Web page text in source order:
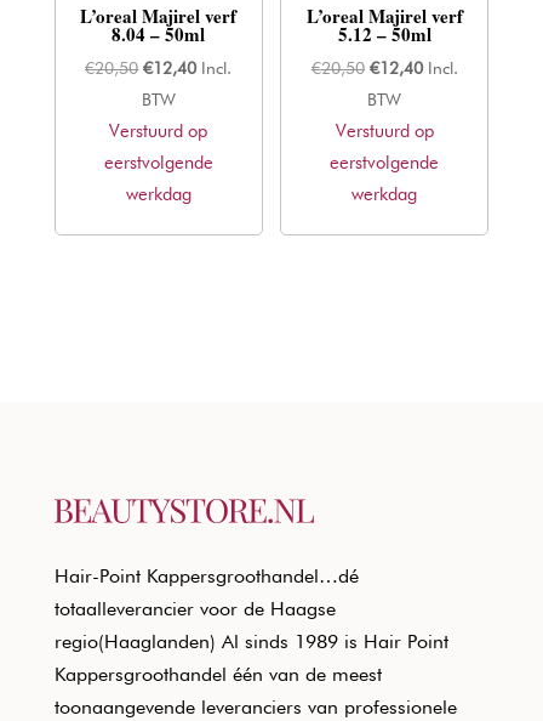
L’oreal Majirel verf
8.04 – 50ml
€20,50 Oorspronkelijke
prijs
was:
€20,50.
€12,40Huidige
is:
€12,40.
Incl.
BTW
Verstuurd op
eerstvolgende
werkdag
L’oreal Majirel verf
5.12 – 50ml
€20,50 Oorspronkelijke
prijs
was:
€20,50.
€12,40Huidige
is:
€12,40.
Incl.
BTW
Verstuurd op
eerstvolgende
werkdag
Hair-Point Kappersgroothandel…dé
totaalleverancier voor de Haagse
regio(Haaglanden) Al sinds 1989 is Hair Point
Kappersgroothandel één van de meest
toonaangevende leveranciers van professionele